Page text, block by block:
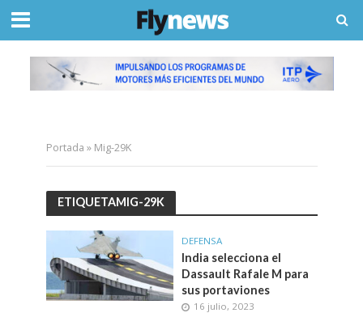
Portada » Mig-29K
ETIQUETAMIG-29K
DEFENSA
India selecciona el
Dassault Rafale M para
sus portaviones
16 julio, 2023